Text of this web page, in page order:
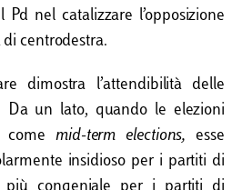
nel catalizzare l’opposizione
centrodestra.
dimostra l’attendibilità delle
un lato, quando le elezioni
come mid-term elections,esse
insidioso per i partiti di